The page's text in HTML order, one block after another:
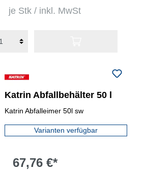
je Stk / inkl. MwSt
Katrin Abfallbehälter 50 l
Katrin Abfalleimer 50l sw
Varianten verfügbar
67,76 €*